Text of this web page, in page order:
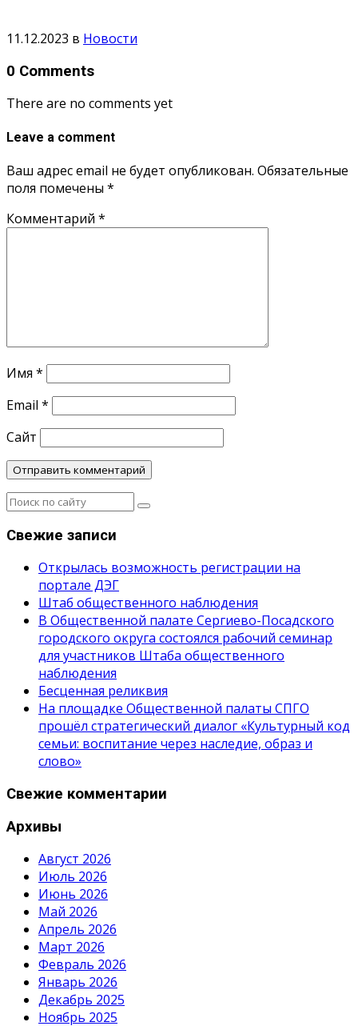
11.12.2023 в Новости
0 Comments
There are no comments yet
Leave a comment
Ваш адрес email не будет опубликован. Обязательные
поля помечены *
Комментарий *
Имя *
Email *
Сайт
Свежие записи
Открылась возможность регистрации на
портале ДЭГ
Штаб общественного наблюдения
В Общественной палате Сергиево-Посадского
городского округа состоялся рабочий семинар
для участников Штаба общественного
наблюдения
Бесценная реликвия
На площадке Общественной палаты СПГО
прошёл стратегический диалог «Культурный код
семьи: воспитание через наследие, образ и
слово»
Свежие комментарии
Архивы
Август 2026
Июль 2026
Июнь 2026
Май 2026
Апрель 2026
Март 2026
Февраль 2026
Январь 2026
Декабрь 2025
Ноябрь 2025